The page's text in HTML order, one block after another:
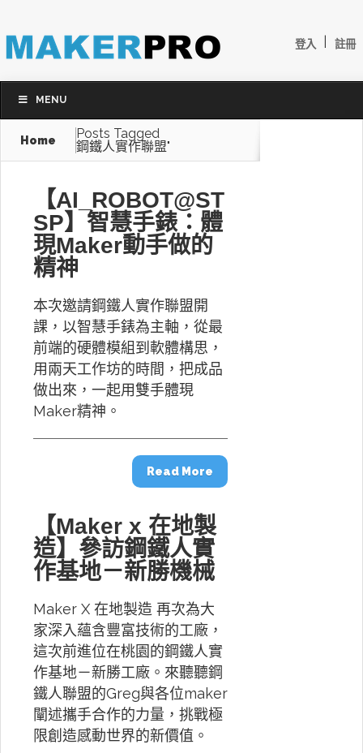
登入 註冊
MENU
Home
Posts Tagged
鋼鐵人實作聯盟"
【AI_ROBOT@ST
SP】智慧手錶：體
現Maker動手做的
精神
本次邀請鋼鐵人實作聯盟開
課，以智慧手錶為主軸，從最
前端的硬體模組到軟體構思，
用兩天工作坊的時間，把成品
做出來，一起用雙手體現
Maker精神。
Read More
【Maker x 在地製
造】參訪鋼鐵人實
作基地－新勝機械
Maker X 在地製造 再次為大
家深入蘊含豐富技術的工廠，
這次前進位在桃園的鋼鐵人實
作基地－新勝工廠。來聽聽鋼
鐵人聯盟的Greg與各位maker
闡述攜手合作的力量，挑戰極
限創造感動世界的新價值。